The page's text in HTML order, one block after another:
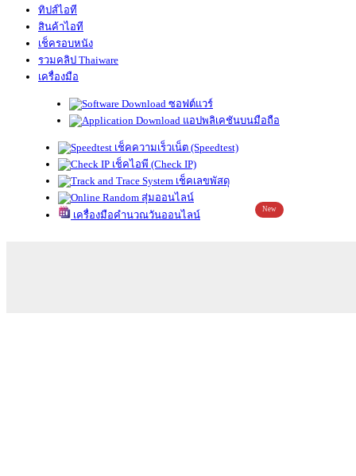
ทิปส์ไอที
สินค้าไอที
เช็ครอบหนัง
รวมคลิป Thaiware
เครื่องมือ
ซอฟต์แวร์
แอปพลิเคชันบนมือถือ
เช็คความเร็วเน็ต (Speedtest)
เช็คไอพี (Check IP)
เช็คเลขพัสดุ
สุ่มออนไลน์
เครื่องมือคำนวณวันออนไลน์
New